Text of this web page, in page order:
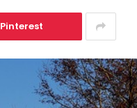
Pinterest